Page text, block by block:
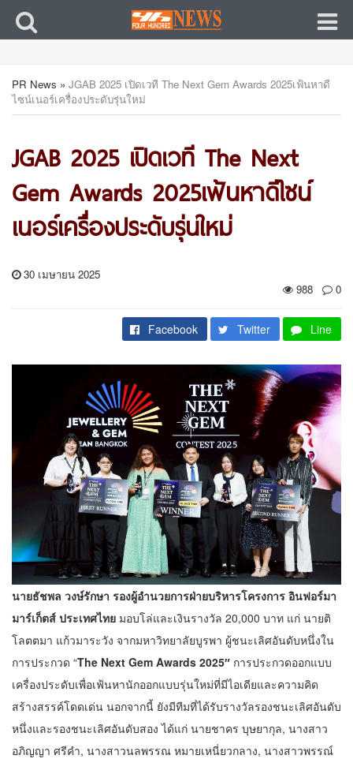
PR News » JGAB 2025 เปิดเวที The Next Gem Awards 2025เฟ้นหาดี
ไซน์เนอร์เครื่องประดับรุ่นใหม่
JGAB 2025 เปิดเวที The Next
Gem Awards 2025เฟ้นหาดีไซน์
เนอร์เครื่องประดับรุ่นใหม่
30 เมษายน 2025
988
0
Facebook Twitter Line
นายธัชพล วงษ์รักษา รองผู้อำนวยการฝ่ายบริหารโครงการ อินฟอร์มา
มาร์เก็ตส์ ประเทศไทย มอบโล่และเงินรางวัล 20,000 บาท แก่ นายติ
โลตตมา แก้วมาระวัง จากมหาวิทยาลัยบูรพา ผู้ชนะเลิศอันดับหนึ่งใน
การประกวด “The Next Gem Awards 2025″ การประกวดออกแบบ
เครื่องประดับเพื่อเฟ้นหานักออกแบบรุ่นใหม่ที่มีไอเดียและความคิด
สร้างสรรค์โดดเด่น นอกจากนี้ ยังมีทีมที่ได้รับรางวัลรองชนะเลิศอันดับ
หนึ่งและรองชนะเลิศอันดับสอง ได้แก่ นายชาคร บุษยากุล, นางสาว
อภิญญา ศรีคำ, นางสาวนลพรรณ หมายเหนี่ยวกลาง, นางสาวพรรณ์